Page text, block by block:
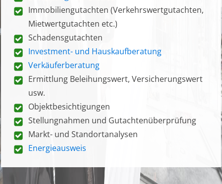
Immobiliengutachten (Verkehrswertgutachten,
Mietwertgutachten etc.)
Schadensgutachten
Investment- und Hauskaufberatung
Verkäuferberatung
Ermittlung Beleihungswert, Versicherungswert
usw.
Objektbesichtigungen
Stellungnahmen und Gutachtenüberprüfung
Markt- und Standortanalysen
Energieausweis